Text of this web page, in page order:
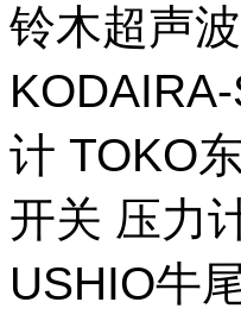
铃木超声
计 TOKO
开关 压力
USHIO牛